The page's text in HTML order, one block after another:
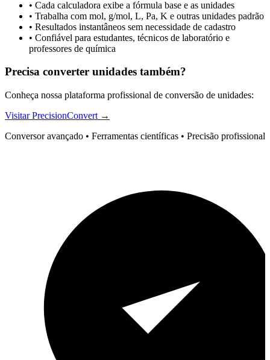
• Cada calculadora exibe a fórmula base e as unidades
• Trabalha com mol, g/mol, L, Pa, K e outras unidades padrão
• Resultados instantâneos sem necessidade de cadastro
• Confiável para estudantes, técnicos de laboratório e
professores de química
Precisa converter unidades também?
Conheça nossa plataforma profissional de conversão de unidades:
Visitar PrecisionConvert →
Conversor avançado • Ferramentas científicas • Precisão profissional